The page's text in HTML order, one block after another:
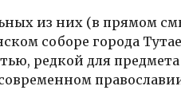
из них (в прямом
соборе города
редкой для предмета